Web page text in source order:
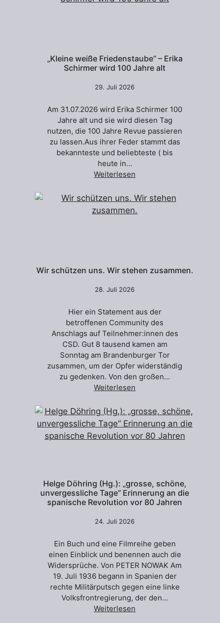
„Kleine weiße Friedenstaube“ – Erika
Schirmer wird 100 Jahre alt
29. Juli 2026
Am 31.07.2026 wird Erika Schirmer 100
Jahre alt und sie wird diesen Tag
nutzen, die 100 Jahre Revue passieren
zu lassen.Aus ihrer Feder stammt das
bekannteste und beliebteste ( bis
heute in…
Weiterlesen
Wir schützen uns. Wir stehen zusammen.
28. Juli 2026
Hier ein Statement aus der
betroffenen Community des
Anschlags auf Teilnehmer:innen des
CSD. Gut 8 tausend kamen am
Sonntag am Brandenburger Tor
zusammen, um der Opfer widerständig
zu gedenken. Von den großen…
Weiterlesen
Helge Döhring (Hg.): „grosse, schöne,
unvergessliche Tage“ Erinnerung an die
spanische Revolution vor 80 Jahren
24. Juli 2026
Ein Buch und eine Filmreihe geben
einen Einblick und benennen auch die
Widersprüche. Von PETER NOWAK Am
19. Juli 1936 begann in Spanien der
rechte Militärputsch gegen eine linke
Volksfrontregierung, der den…
Weiterlesen